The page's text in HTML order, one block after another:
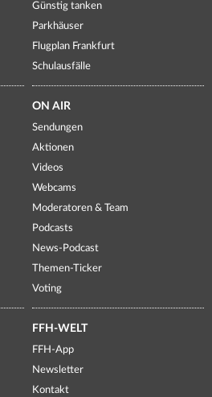
Günstig tanken
Parkhäuser
Flugplan Frankfurt
Schulausfälle
ON AIR
Sendungen
Aktionen
Videos
Webcams
Moderatoren & Team
Podcasts
News-Podcast
Themen-Ticker
Voting
FFH-WELT
FFH-App
Newsletter
Kontakt